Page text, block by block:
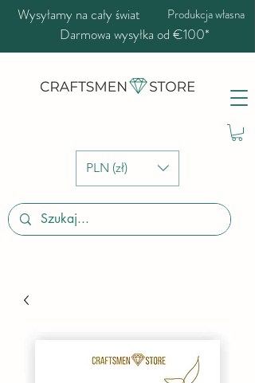
PLN (zł)
Wysyłamy na cały świat Produkcja własna
Darmowa wysyłka od €100*